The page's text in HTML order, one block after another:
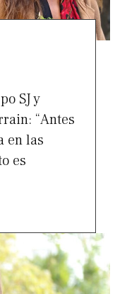
SJ y
“Antes
en las
es